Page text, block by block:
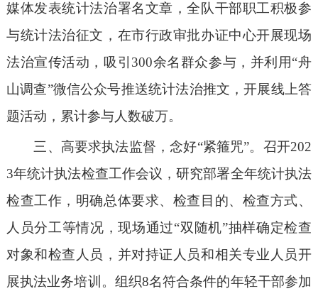
媒体发表统计法治署名文章，全队干部职工积极参
与统计法治征文，在市行政审批办证中心开展现场
法治宣传活动，吸引300余名群众参与，并利用“舟
山调查”微信公众号推送统计法治推文，开展线上答
题活动，累计参与人数破万。
三、高要求执法监督，念好“紧箍咒”。召开202
3年统计执法检查工作会议，研究部署全年统计执法
检查工作，明确总体要求、检查目的、检查方式、
人员分工等情况，现场通过“双随机”抽样确定检查
对象和检查人员，并对持证人员和相关专业人员开
展执法业务培训。组织8名符合条件的年轻干部参加